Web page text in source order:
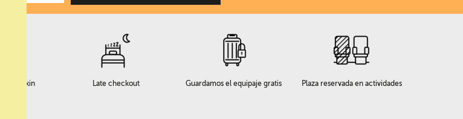
checkin Late checkout Guardamos el equipaje gratis Plaza reservada en actividades